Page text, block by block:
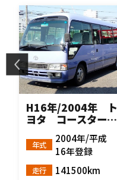
H16年/2004年 ト
ヨタ コースター
GX HDB50 MT6
速年式
2004年/平成
16年登録
走行
141500km